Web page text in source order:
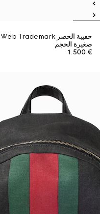
حقيبة الخصر Web Trademark
صغيرة الحجم
€ 1.500